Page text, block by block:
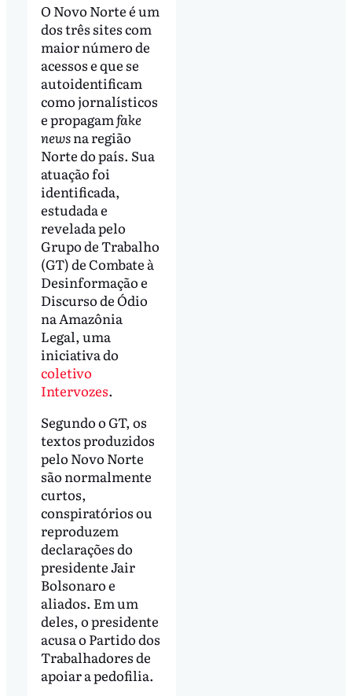
O Novo Norte é um
dos três sites com
maior número de
acessos e que se
autoidentificam
como jornalísticos
e propagamfake
newsna região
Norte do país. Sua
atuação foi
identificada,
estudada e
revelada pelo
Grupo de Trabalho
(GT) de Combate à
Desinformação e
Discurso de Ódio
na Amazônia
Legal, uma
iniciativa do
coletivo
Intervozes.
Segundo o GT, os
textos produzidos
pelo Novo Norte
são normalmente
curtos,
conspiratórios ou
reproduzem
declarações do
presidente Jair
Bolsonaro e
aliados. Em um
deles, o presidente
acusa o Partido dos
Trabalhadores de
apoiar a pedofilia.